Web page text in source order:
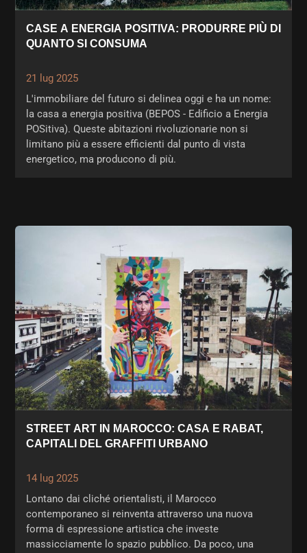
CASE A ENERGIA POSITIVA: PRODURRE PIÙ DI
QUANTO SI CONSUMA
21 lug 2025
L'immobiliare del futuro si delinea oggi e ha un nome:
la casa a energia positiva (BEPOS - Edificio a Energia
POSitiva). Queste abitazioni rivoluzionarie non si
limitano più a essere efficienti dal punto di vista
energetico, ma producono di più.
STREET ART IN MAROCCO: CASA E RABAT,
CAPITALI DEL GRAFFITI URBANO
14 lug 2025
Lontano dai cliché orientalisti, il Marocco
contemporaneo si reinventa attraverso una nuova
forma di espressione artistica che investe
massicciamente lo spazio pubblico. Da poco, una